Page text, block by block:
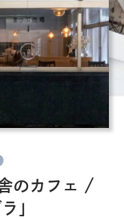
のカフェ /
」